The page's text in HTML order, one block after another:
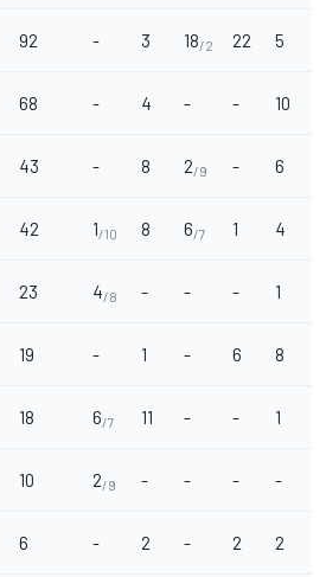
92 - 3 18/2 22 5
68 - 4 - - 10
43 - 8 2/9 - 6
42 1/10 8 6/7 1 4
23 4/8 - - - 1
19 - 1 - 6 8
18 6/7 11 - - 1
10 2/9 - - - -
6 - 2 - 2 2